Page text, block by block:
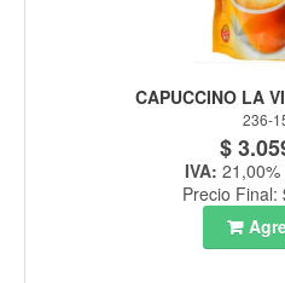
CAPUCCINO LA
236-
$
IVA:
Precio Final: